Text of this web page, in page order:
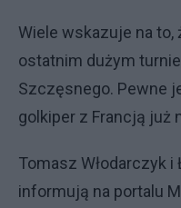
Wiele wskazuje na to,
ostatnim dużym
Szczęsnego. Pewne
golkiper z Francją już
Tomasz Włodarczyk
informują na portalu